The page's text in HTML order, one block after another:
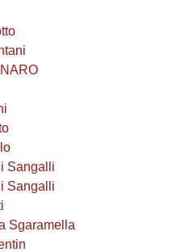
Sangalli
Sangalli
Sgaramella